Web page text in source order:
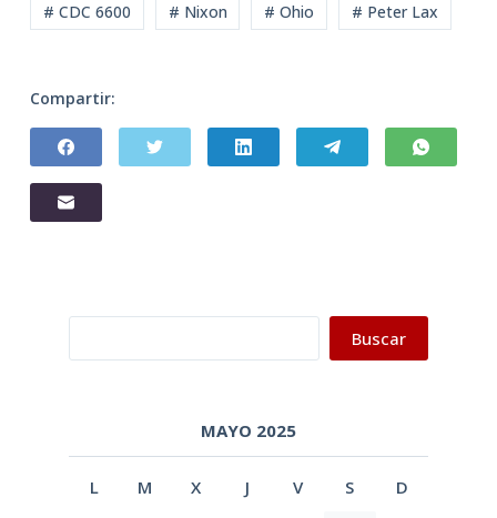
# CDC 6600 # Nixon # Ohio # Peter Lax
Compartir:
Buscar
MAYO 2025
L M X J V S D